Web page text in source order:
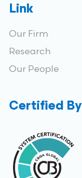
Link
Our Firm
Research
Our People
Certified By